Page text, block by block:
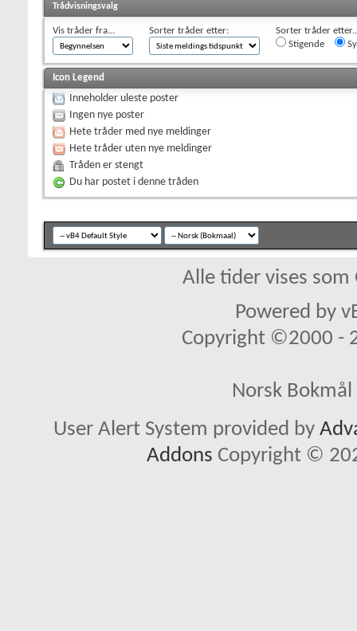
Trådvisningsvalg
Vis tråder fra... Sorter tråder etter:
Sorter tråder
Stigende
Icon Legend
Inneholder uleste poster
Ingen nye poster
Hete tråder med nye meldinger
Hete tråder uten nye meldinger
Tråden er stengt
Du har postet i denne tråden
Alle tider vises som
Powered by
Copyright ©2000 -
Norsk
User Alert System provided by
Addons Copyright ©